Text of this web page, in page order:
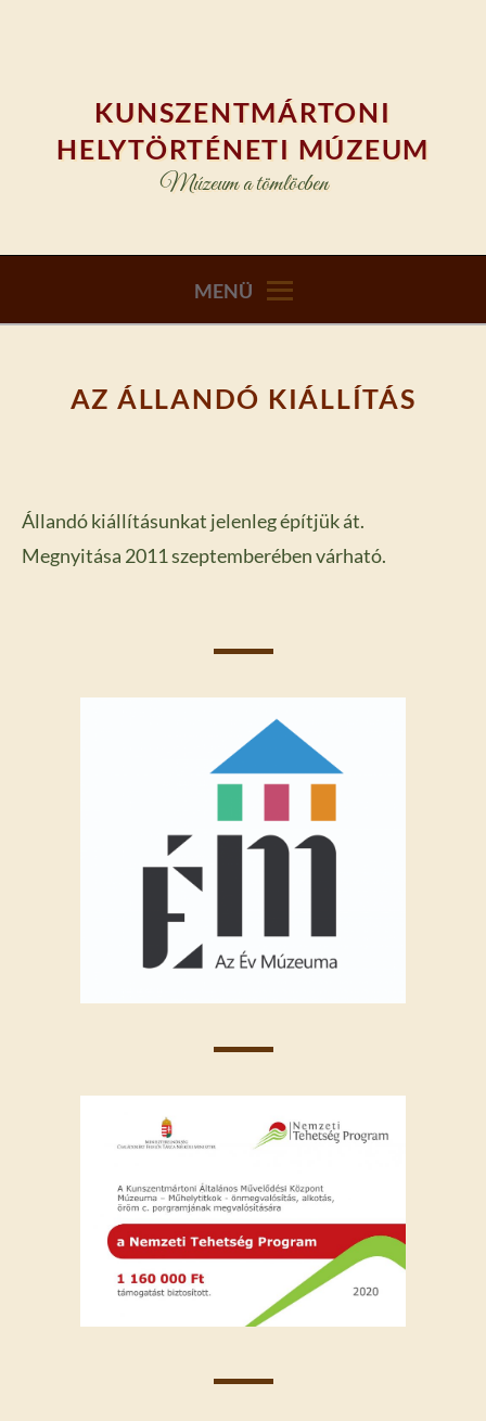
KUNSZENTMÁRTONI
HELYTÖRTÉNETI MÚZEUM
Múzeum a tömlöcben
MENÜ
AZ ÁLLANDÓ KIÁLLÍTÁS
Állandó kiállításunkat jelenleg építjük át.
Megnyitása 2011 szeptemberében várható.